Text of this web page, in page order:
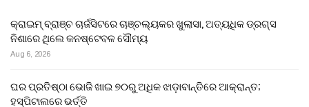
କ୍ରାଇମ୍ ବ୍ରାଞ୍ଚ ଚାର୍ଜସିଟରେ ଚାଞ୍ଚଲ୍ୟକର ଖୁଲାସା, ଅତ୍ୟଧିକ ଡ୍ରଗ୍ସ
ନିଶାରେ ଥିଲେ କନଷ୍ଟେବଳ ସୌମ୍ୟ
Aug 6, 2026
ଘର ପ୍ରତିଷ୍ଠା ଭୋଜି ଖାଇ ୭୦ରୁ ଅଧିକ ଝାଡ଼ାବାନ୍ତିରେ ଆକ୍ରାନ୍ତ;
ହସ୍ପିଟାଲରେ ଭର୍ତ୍ତି